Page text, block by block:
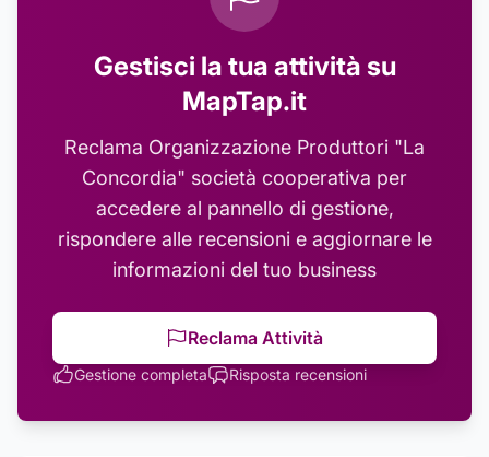
Gestisci la tua attività su
MapTap.it
Reclama Organizzazione Produttori "La
Concordia" società cooperativa per
accedere al pannello di gestione,
rispondere alle recensioni e aggiornare le
informazioni del tuo business
Reclama Attività
Gestione completa Risposta recensioni